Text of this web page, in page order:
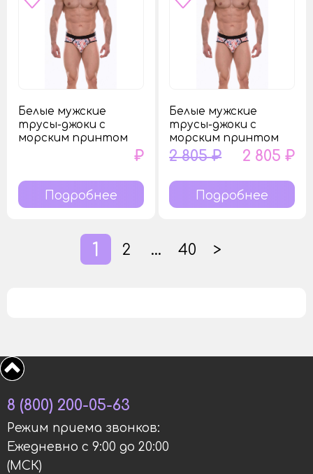
Белые мужские
трусы-джоки с
морским принтом
₽
Подробнее
Белые мужские
трусы-джоки с
морским принтом
2 805 ₽ 2 805 ₽
Подробнее
1 2 … 40 >
8 (800) 200-05-63
Режим приема звонков:
Ежедневно с 9:00 до 20:00
(МСК)